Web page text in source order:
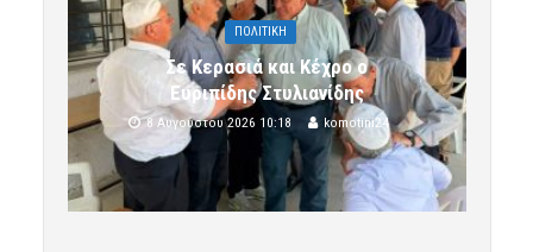
ΠΟΛΙΤΙΚΗ
Σε Κερασιά και Κέχρο ο
Ευριπίδης Στυλιανίδης
8 Αυγούστου 2026 10:18 komotini24